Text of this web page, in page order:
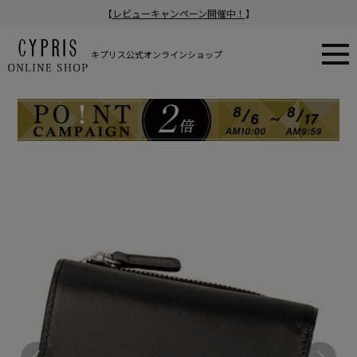
【 レビューキャンペーン開催中！ 】
キプリス公式オンラインショップ